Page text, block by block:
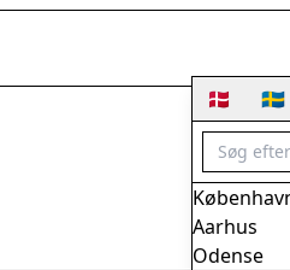
🇩🇰 🇸🇪
Aarhus
Odense